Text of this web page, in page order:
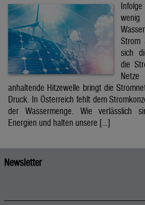
Strom
sich
die
anhaltende Hitzewelle bringt die
Druck. In Österreich fehlt dem
der Wassermenge. Wie verlässlich
Energien und halten unsere […]
Newsletter